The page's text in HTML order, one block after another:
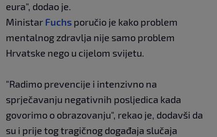
eura", dodao je.
Ministar Fuchs poručio je kako problem
mentalnog zdravlja nije samo problem
Hrvatske nego u cijelom svijetu.
"Radimo prevencije i intenzivno na
sprječavanju negativnih posljedica kada
govorimo o obrazovanju", rekao je, dodavši da
su i prije tog tragičnog događaja slučaja